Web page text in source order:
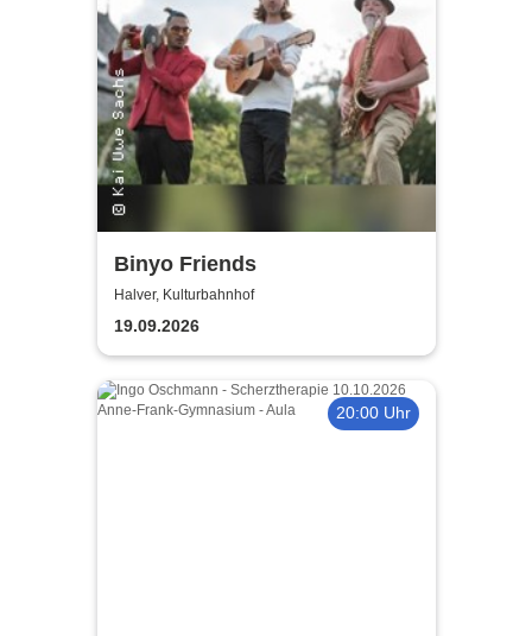
Binyo Friends
Halver, Kulturbahnhof
19.09.2026
20:00 Uhr